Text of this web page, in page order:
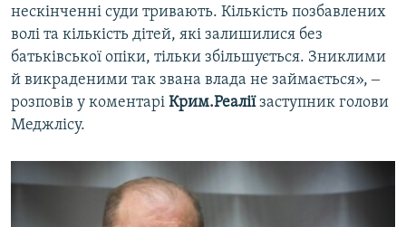
нескінченні суди тривають. Кількість позбавлених
волі та кількість дітей, які залишилися без
батьківської опіки, тільки збільшується. Зниклими
й викраденими так звана влада не займається», ‒
розповів у коментарі Крим.Реаліїзаступник голови
Меджлісу.